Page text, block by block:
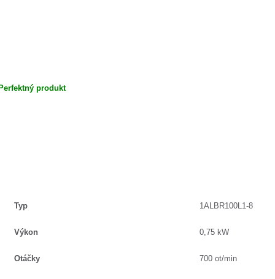
produkt
Typ 1ALBR100L1-8
Výkon 0,75 kW
Otáčky 700 ot/min